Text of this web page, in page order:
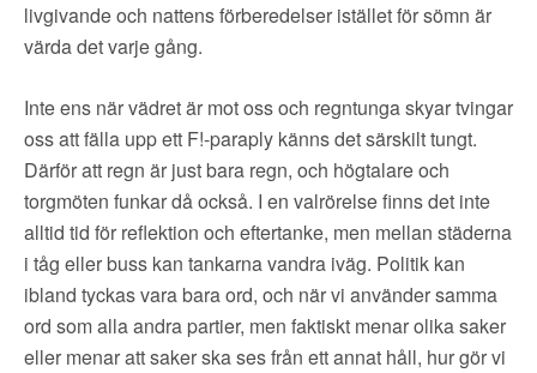
OM FI
FÖR MEDLEMMAR ▼
NYHETER
SÖK
livgivande och nattens förberedelser istället för sömn är
värda det varje gång.
Inte ens när vädret är mot oss och regntunga skyar tvingar
oss att fälla upp ett F!-paraply känns det särskilt tungt.
Därför att regn är just bara regn, och högtalare och
torgmöten funkar då också. I en valrörelse finns det inte
alltid tid för reflektion och eftertanke, men mellan städerna
i tåg eller buss kan tankarna vandra iväg. Politik kan
ibland tyckas vara bara ord, och när vi använder samma
ord som alla andra partier, men faktiskt menar olika saker
eller menar att saker ska ses från ett annat håll, hur gör vi